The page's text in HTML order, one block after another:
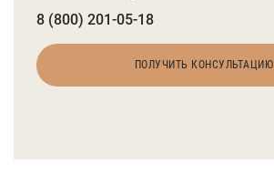
8 (800) 201-05-18
ПОЛУЧИТЬ КОНСУЛЬТАЦИЮ